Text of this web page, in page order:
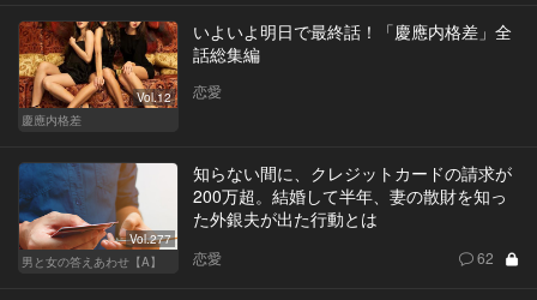
Vol.12
慶應内格差
いよいよ明日で最終話！「慶應内格差」全
話総集編
恋愛
Vol.277
男と女の答えあわせ【A】
知らない間に、クレジットカードの請求が
200万超。結婚して半年、妻の散財を知っ
た外銀夫が出た行動とは
恋愛 62